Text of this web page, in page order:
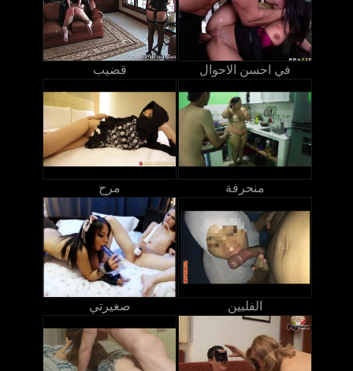
قضيب في احسن الاحوال
مرح منحرفة
صغيرتي الفلبين